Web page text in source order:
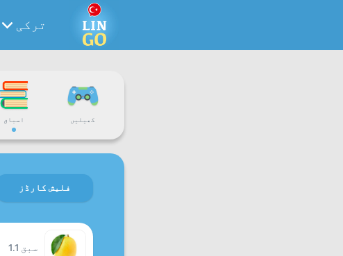
ترکی
کھیلیں اسباق
فلیش کارڈز
سبق 1.1